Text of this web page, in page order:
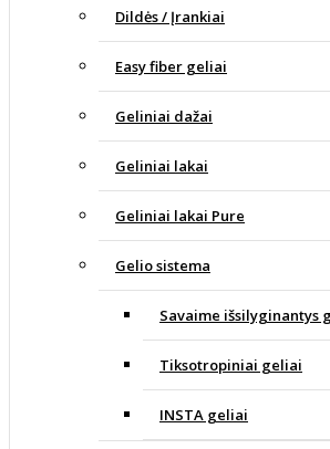
Dildės / Įrankiai
Easy fiber geliai
Geliniai dažai
Geliniai lakai
Geliniai lakai Pure
Gelio sistema
Savaime išsilyginantys
Tiksotropiniai geliai
INSTA geliai